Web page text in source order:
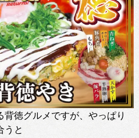
徳グルメですが、やっぱり
うと